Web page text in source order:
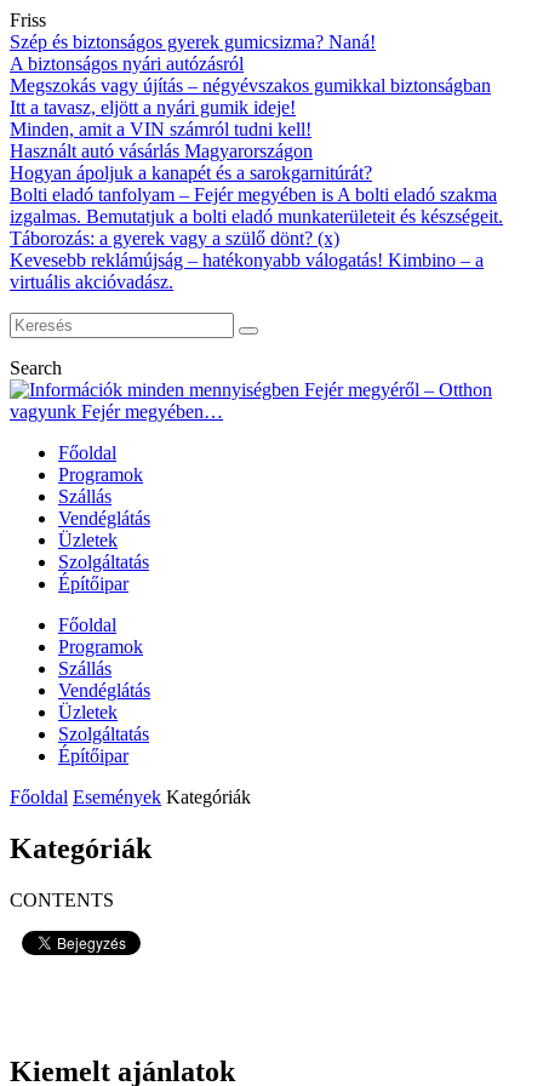
Friss
Szép és biztonságos gyerek gumicsizma? Naná!
A biztonságos nyári autózásról
Megszokás vagy újítás – négyévszakos gumikkal biztonságban
Itt a tavasz, eljött a nyári gumik ideje!
Minden, amit a VIN számról tudni kell!
Használt autó vásárlás Magyarországon
Hogyan ápoljuk a kanapét és a sarokgarnitúrát?
Bolti eladó tanfolyam – Fejér megyében is A bolti eladó szakma
izgalmas. Bemutatjuk a bolti eladó munkaterületeit és készségeit.
Táborozás: a gyerek vagy a szülő dönt? (x)
Kevesebb reklámújság – hatékonyabb válogatás! Kimbino – a
virtuális akcióvadász.
Search
Főoldal
Programok
Szállás
Vendéglátás
Üzletek
Szolgáltatás
Építőipar
Főoldal
Programok
Szállás
Vendéglátás
Üzletek
Szolgáltatás
Építőipar
Főoldal Események Kategóriák
Kategóriák
CONTENTS
Kiemelt ajánlatok